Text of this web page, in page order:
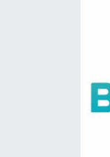
Video Galeri